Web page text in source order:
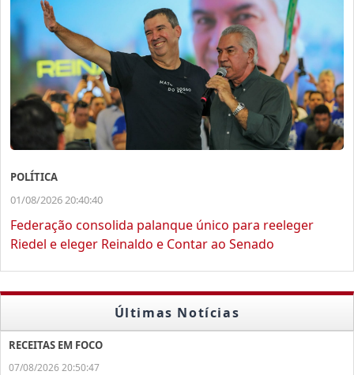
POLÍTICA
01/08/2026 20:40:40
Federação consolida palanque único para reeleger
Riedel e eleger Reinaldo e Contar ao Senado
Últimas Notícias
RECEITAS EM FOCO
07/08/2026 20:50:47